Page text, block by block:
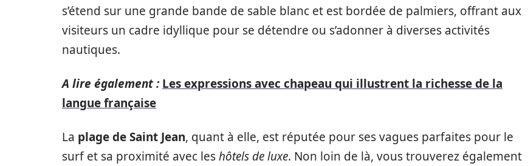
s’étend sur une grande bande de sable blanc et est bordée de palmiers, offrant aux
visiteurs un cadre idyllique pour se détendre ou s’adonner à diverses activités
nautiques.
A lire également : Les expressions avec chapeau qui illustrent la richesse de la
langue française
La plage de Saint Jean, quant à elle, est réputée pour ses vagues parfaites pour le
surf et sa proximité avec leshôtels de luxe. Non loin de là, vous trouverez également